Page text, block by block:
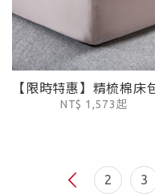
NT$ 1,573起
2 3